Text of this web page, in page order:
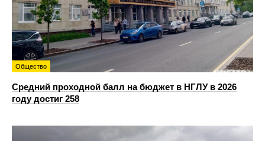
Общество
Средний проходной балл на бюджет в НГЛУ в 2026
году достиг 258